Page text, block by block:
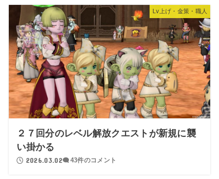
Lv上げ・金策・職人
２７回分のレベル解放クエストが新規に襲
い掛かる
2026.03.02 43件のコメント